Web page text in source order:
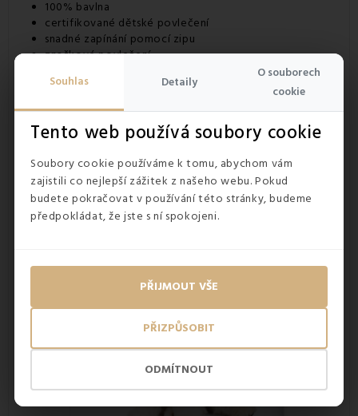
Souhlas Detaily
O souborech
cookie
Tento web používá soubory cookie
Soubory cookie používáme k tomu, abychom vám
zajistili co nejlepší zážitek z našeho webu. Pokud
budete pokračovat v používání této stránky, budeme
předpokládat, že jste s ní spokojeni.
ODMÍTNOUT
PŘIZPŮSOBIT
PŘIJMOUT VŠE
100% bavlna
certifikované dětské povlečení
snadné zapínání pomocí zipu
značkové povlečení